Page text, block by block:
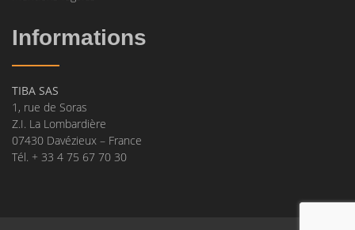
Informations
TIBA SAS
1, rue de Soras
Z.I. La Lombardière
07430 Davézieux – France
Tél. + 33 4 75 67 70 30